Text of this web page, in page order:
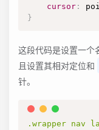
cursor :
}
这段代码是设置一个
且设置其相对定位和
针。
.wrapper nav